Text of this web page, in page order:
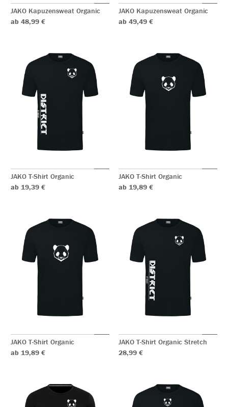
JAKO Kapuzensweat Organic
ab 48,99 €
JAKO Kapuzensweat Organic
ab 49,49 €
JAKO T-Shirt Organic
ab 19,39 €
JAKO T-Shirt Organic
ab 19,89 €
JAKO T-Shirt Organic
ab 19,89 €
JAKO T-Shirt Organic Stretch
28,99 €